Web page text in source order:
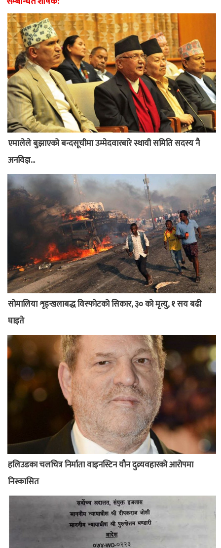
एमालेले बुझाएको बन्दसूचीमा उम्मेदवारबारे स्थायी समिति सदस्य नै
अनविज्ञ...
सोमालिया शृङ्खलाबद्ध विस्फोटको सिकार, ३० को मृत्यु, १ सय बढी
घाइते
हलिउडका चलचित्र निर्माता वाइनस्टिन यौन दुव्र्यवहारको आरोपमा
निस्कासित